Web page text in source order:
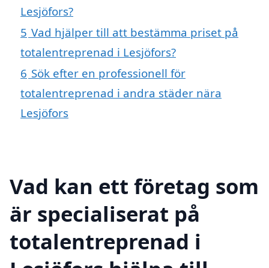
Lesjöfors?
5 Vad hjälper till att bestämma priset på
totalentreprenad i Lesjöfors?
6 Sök efter en professionell för
totalentreprenad i andra städer nära
Lesjöfors
Vad kan ett företag som
är specialiserat på
totalentreprenad i